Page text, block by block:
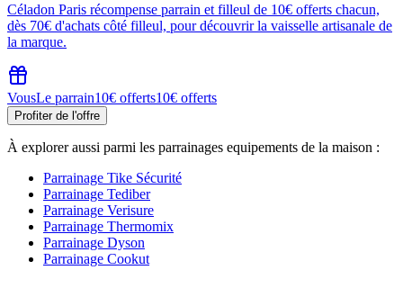
Céladon Paris récompense parrain et filleul de 10€ offerts chacun,
dès 70€ d'achats côté filleul, pour découvrir la vaisselle artisanale de
la marque.
VousLe parrain10€ offerts10€ offerts
Profiter de l'offre
À explorer aussi parmi les parrainages equipements de la maison :
Parrainage Tike Sécurité
Parrainage Tediber
Parrainage Verisure
Parrainage Thermomix
Parrainage Dyson
Parrainage Cookut